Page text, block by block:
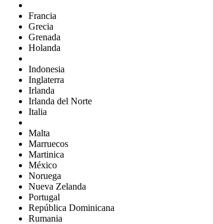
Francia
Grecia
Grenada
Holanda
Indonesia
Inglaterra
Irlanda
Irlanda del Norte
Italia
Malta
Marruecos
Martinica
México
Noruega
Nueva Zelanda
Portugal
República Dominicana
Rumania